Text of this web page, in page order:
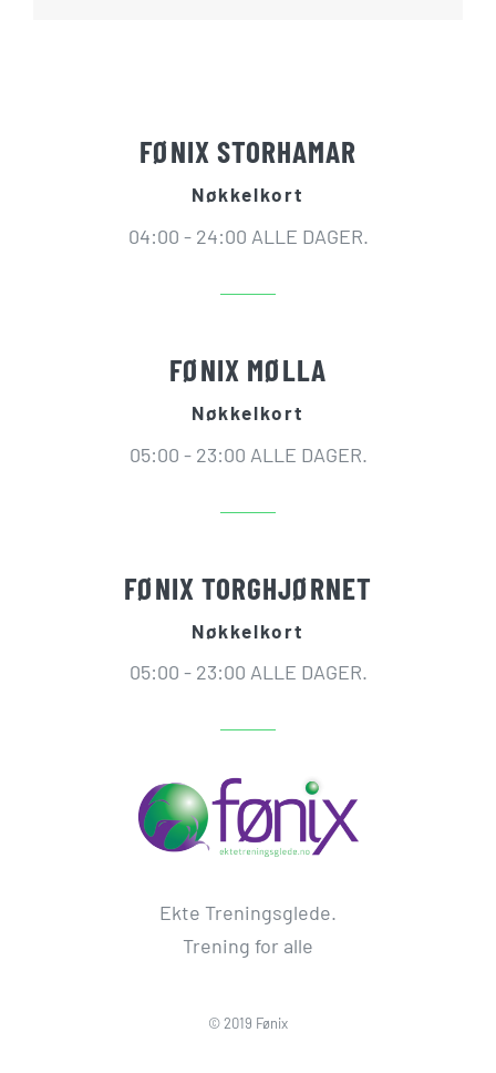
FØNIX STORHAMAR
Nøkkelkort
04:00 - 24:00 ALLE DAGER.
FØNIX MØLLA
Nøkkelkort
05:00 - 23:00 ALLE DAGER.
FØNIX TORGHJØRNET
Nøkkelkort
05:00 - 23:00 ALLE DAGER.
Ekte Treningsglede.
Trening for alle
© 2019 Fønix